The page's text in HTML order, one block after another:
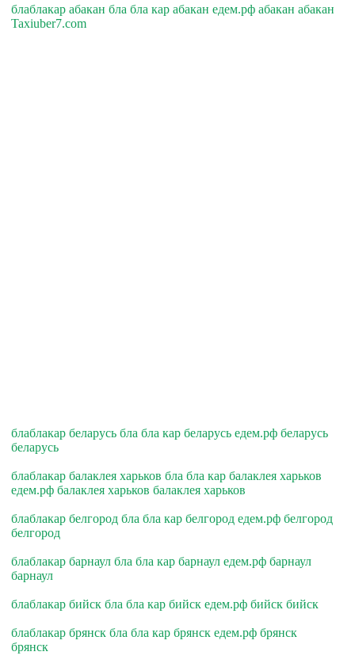
блаблакар абакан бла бла кар абакан едем.рф абакан абакан
Taxiuber7.com
блаблакар беларусь бла бла кар беларусь едем.рф беларусь
беларусь
блаблакар балаклея харьков бла бла кар балаклея харьков
едем.рф балаклея харьков балаклея харьков
блаблакар белгород бла бла кар белгород едем.рф белгород
белгород
блаблакар барнаул бла бла кар барнаул едем.рф барнаул
барнаул
блаблакар бийск бла бла кар бийск едем.рф бийск бийск
блаблакар брянск бла бла кар брянск едем.рф брянск
брянск